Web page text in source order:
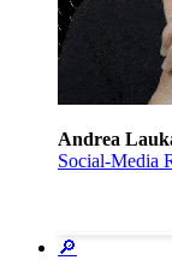
Andrea
Social-Media
🔎